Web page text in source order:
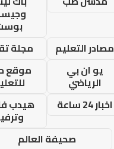
مصادر التعليم
مجلة
يو ان بي
الرياضي
موقع
اخبار 24 ساعة
هيدب
صحيفة العالم